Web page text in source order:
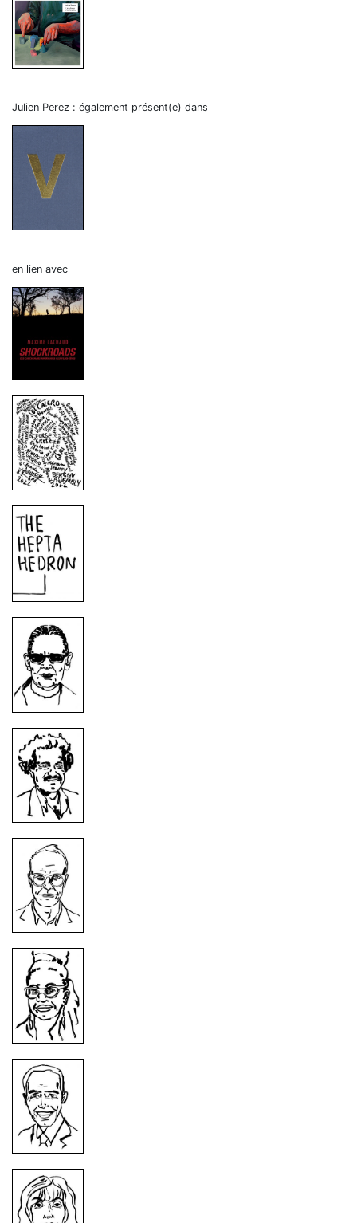
Julien Perez : également présent(e) dans
en lien avec